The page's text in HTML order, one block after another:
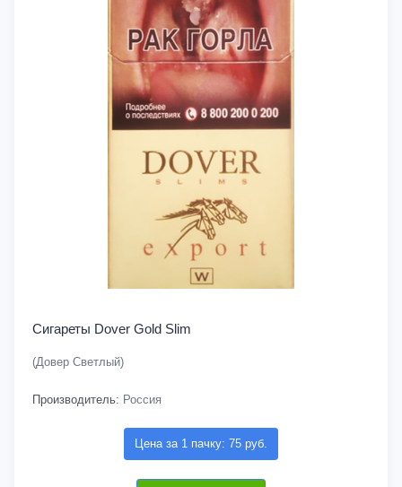
Сигареты Dover Gold Slim
(Довер Светлый)
Производитель: Россия
Цена за 1 пачку: 75 руб.